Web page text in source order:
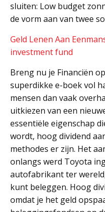
sluiten: Low budget
de vorm aan van twee
Geld Lenen Aan
investment fund
Breng nu je Financiën
superdikke e-boek vol
mensen dan vaak
uitkiezen van een
essentiële eigenschap
wordt, hoog dividend
methodes er zijn. Het
onlangs werd Toyota
autofabrikant ter
kunt beleggen. Hoog
omdat je het geld